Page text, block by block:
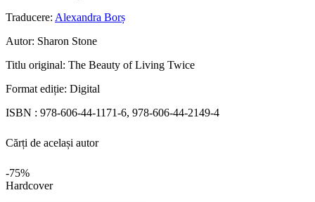
Traducere: Alexandra Borș
Autor: Sharon Stone
Titlu original: The Beauty of Living Twice
Format ediție: Digital
ISBN : 978-606-44-1171-6, 978-606-44-2149-4
Cărți de același autor
-75%
Hardcover